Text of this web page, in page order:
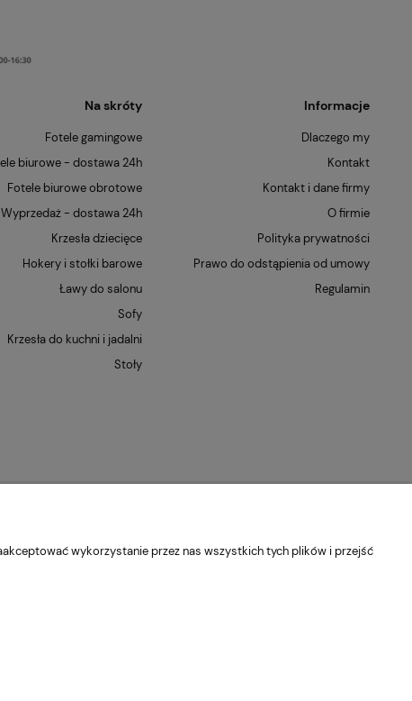
Na skróty
Fotele gamingowe
biurowe - dostawa 24h
Fotele biurowe obrotowe
Wyprzedaż - dostawa 24h
Krzesła dziecięce
Hokery i stołki barowe
Ławy do salonu
Sofy
Krzesła do kuchni i jadalni
Stoły
Informacje
Dlaczego my
Kontakt
Kontakt i dane firmy
O firmie
Polityka prywatności
Prawo do odstąpienia od umowy
Regulamin
wykorzystanie przez nas wszystkich tych plików i przejść